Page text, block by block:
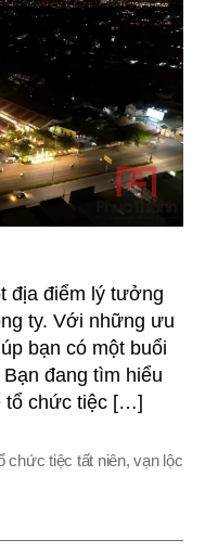
Lộc
Phát:
Không
gian
tốt
cho
tiệc
tất
niên
địa điểm lý tưởng
ty. Với những ưu
bạn có một buổi
đang tìm hiểu
tổ chức tiệc […]
chức tiệc tất niên,vạn lộc